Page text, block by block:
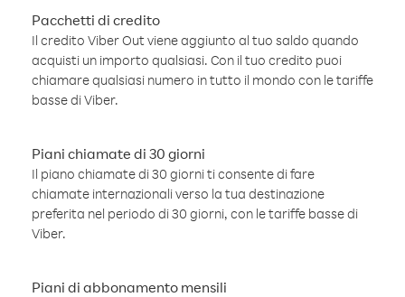
Pacchetti di credito
Il credito Viber Out viene aggiunto al tuo saldo quando
acquisti un importo qualsiasi. Con il tuo credito puoi
chiamare qualsiasi numero in tutto il mondo con le tariffe
basse di Viber.
Piani chiamate di 30 giorni
Il piano chiamate di 30 giorni ti consente di fare
chiamate internazionali verso la tua destinazione
preferita nel periodo di 30 giorni, con le tariffe basse di
Viber.
Piani di abbonamento mensili